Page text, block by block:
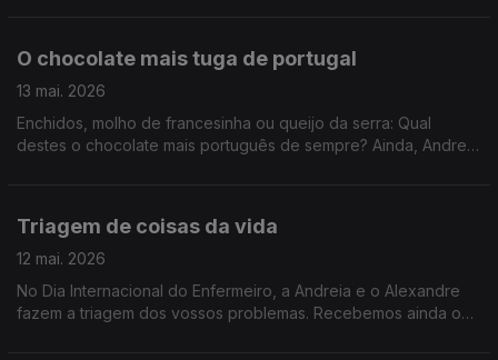
O chocolate mais tuga de portugal
13 mai. 2026
Enchidos, molho de francesinha ou queijo da serra: Qual
destes o chocolate mais português de sempre? Ainda, Andreia
Triagem de coisas da vida
12 mai. 2026
No Dia Internacional do Enfermeiro, a Andreia e o Alexandre
fazem a triagem dos vossos problemas. Recebemos ainda o